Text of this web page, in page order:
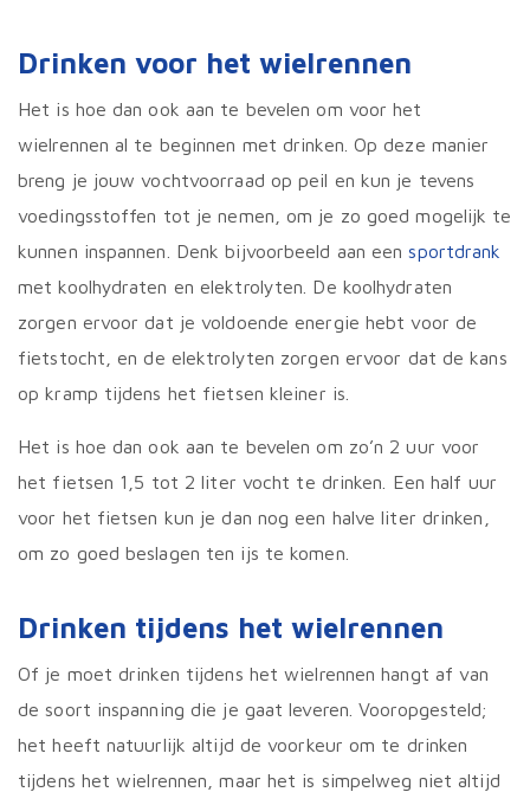
Drinken voor het wielrennen
Het is hoe dan ook aan te bevelen om voor het
wielrennen al te beginnen met drinken. Op deze manier
breng je jouw vochtvoorraad op peil en kun je tevens
voedingsstoffen tot je nemen, om je zo goed mogelijk te
kunnen inspannen. Denk bijvoorbeeld aan eensportdrank
met koolhydraten en elektrolyten. De koolhydraten
zorgen ervoor dat je voldoende energie hebt voor de
fietstocht, en de elektrolyten zorgen ervoor dat de kans
op kramp tijdens het fietsen kleiner is.
Het is hoe dan ook aan te bevelen om zo’n 2 uur voor
het fietsen 1,5 tot 2 liter vocht te drinken. Een half uur
voor het fietsen kun je dan nog een halve liter drinken,
om zo goed beslagen ten ijs te komen.
Drinken tijdens het wielrennen
Of je moet drinken tijdens het wielrennen hangt af van
de soort inspanning die je gaat leveren. Vooropgesteld;
het heeft natuurlijk altijd de voorkeur om te drinken
tijdens het wielrennen, maar het is simpelweg niet altijd